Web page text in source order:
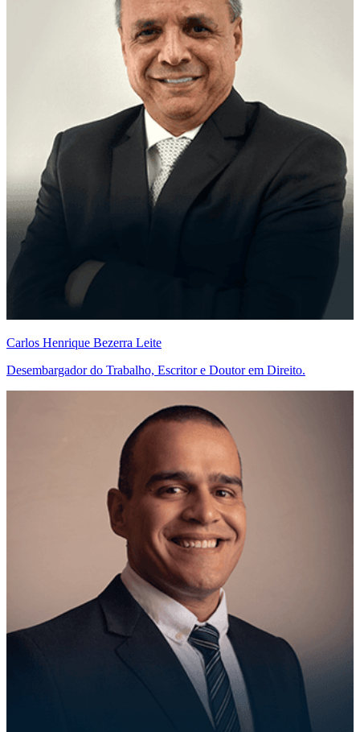
Carlos Henrique Bezerra Leite
Desembargador do Trabalho, Escritor e Doutor em Direito.